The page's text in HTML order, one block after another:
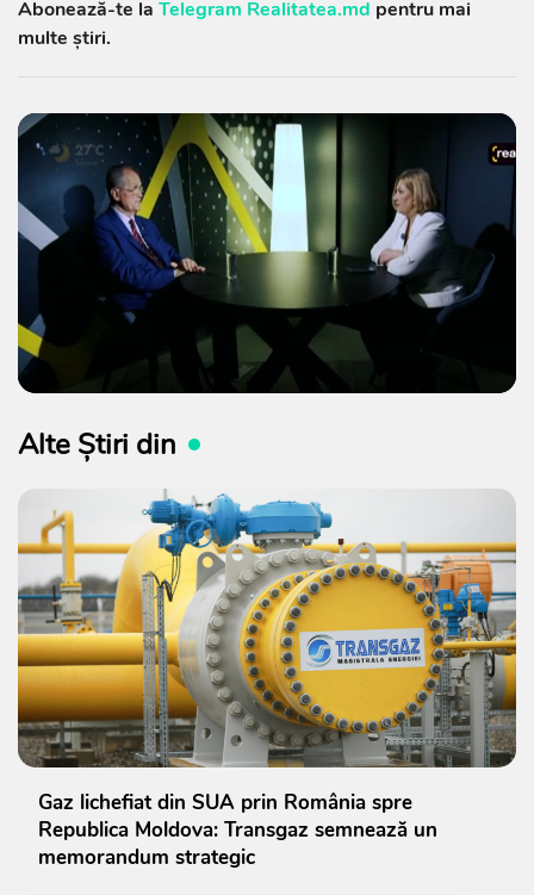
Abonează-te la Telegram Realitatea.md pentru mai
multe știri.
Alte Știri din
Gaz lichefiat din SUA prin România spre
Republica Moldova: Transgaz semnează un
memorandum strategic